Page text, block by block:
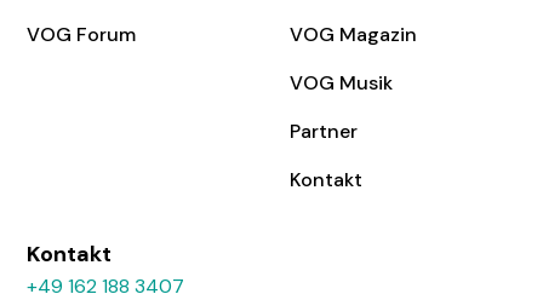
VOG Forum
VOG Magazin
VOG Musik
Partner
Kontakt
Kontakt
+49 162 188 3407